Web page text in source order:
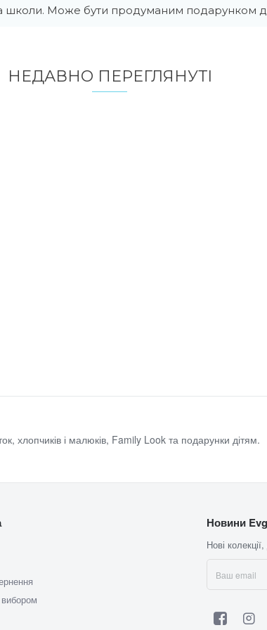
школи. Може бути продуманим подарунком
НЕДАВНО ПЕРЕГЛЯНУТI
хлопчиків і малюків, Family Look та подарунки дітям.
Новини
Нові